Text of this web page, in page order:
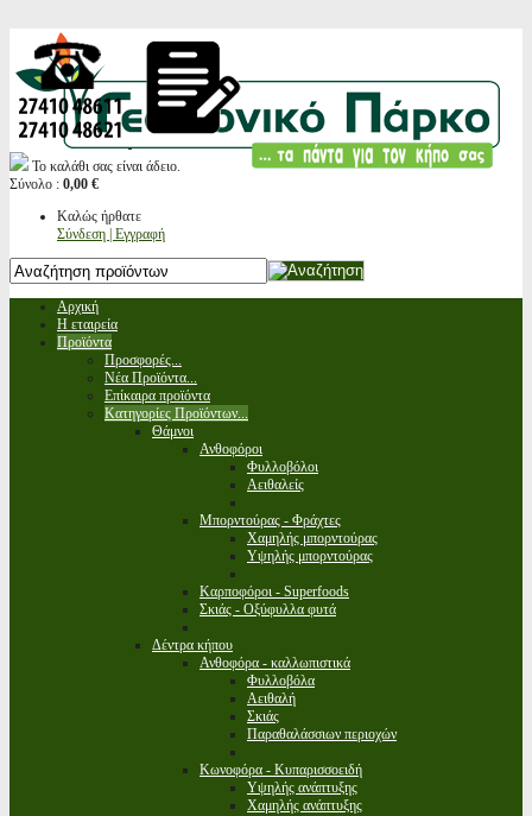
Το καλάθι σας είναι άδειο.
Σύνολο : 0,00 €
Καλώς ήρθατε
Σύνδεση | Εγγραφή
Αρχική
Η εταιρεία
Προϊόντα
Προσφορές...
Νέα Προϊόντα...
Επίκαιρα προϊόντα
Κατηγορίες Προϊόντων...
Θάμνοι
Ανθοφόροι
Φυλλοβόλοι
Αειθαλείς
Μπορντούρας - Φράχτες
Χαμηλής μπορντούρας
Υψηλής μπορντούρας
Καρποφόροι - Superfoods
Σκιάς - Οξύφυλλα φυτά
Δέντρα κήπου
Ανθοφόρα - καλλωπιστικά
Φυλλοβόλα
Αειθαλή
Σκιάς
Παραθαλάσσιων περιοχών
Κωνοφόρα - Κυπαρισσοειδή
Υψηλής ανάπτυξης
Χαμηλής ανάπτυξης